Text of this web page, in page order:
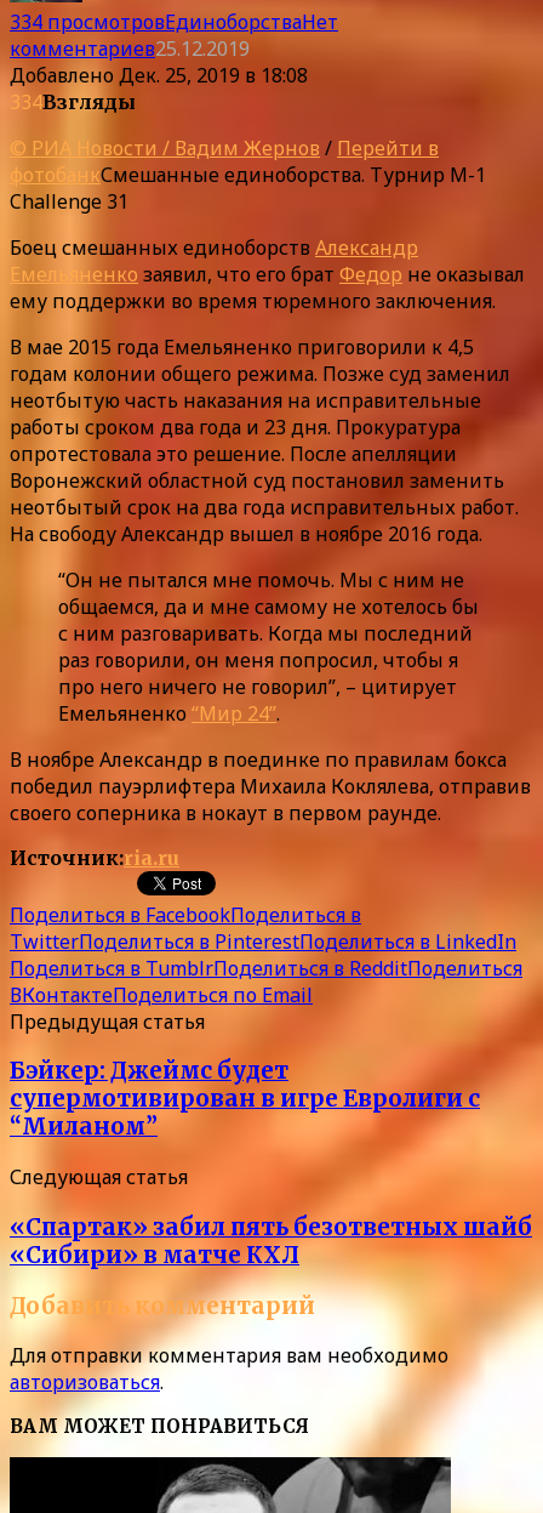
334 просмотровЕдиноборстваНет
комментариев25.12.2019
ДобавленоДек. 25, 2019 в 18:08
334Взгляды
© РИА Новости / Вадим Жернов / Перейти в
фотобанкСмешанные единоборства. Турнир M-1
Challenge 31
Боец смешанных единоборств Александр
Емельяненко заявил, что его брат Федор не оказывал
ему поддержки во время тюремного заключения.
В мае 2015 года Емельяненко приговорили к 4,5
годам колонии общего режима. Позже суд заменил
неотбытую часть наказания на исправительные
работы сроком два года и 23 дня. Прокуратура
опротестовала это решение. После апелляции
Воронежский областной суд постановил заменить
неотбытый срок на два года исправительных работ.
На свободу Александр вышел в ноябре 2016 года.
“Он не пытался мне помочь. Мы с ним не
общаемся, да и мне самому не хотелось бы
с ним разговаривать. Когда мы последний
раз говорили, он меня попросил, чтобы я
про него ничего не говорил”, – цитирует
Емельяненко“Мир 24”.
В ноябре Александр в поединке по правилам бокса
победил пауэрлифтера Михаила Коклялева, отправив
своего соперника в нокаут в первом раунде.
Источник:ria.ru
Поделиться в FacebookПоделиться в
TwitterПоделиться в PinterestПоделиться в LinkedIn
Поделиться в TumblrПоделиться в RedditПоделиться
ВКонтактеПоделиться по Email
Предыдущая статья
Бэйкер: Джеймс будет
супермотивирован в игре Евролиги с
“Миланом”
Следующая статья
«Спартак» забил пять безответных шайб
«Сибири» в матче КХЛ
Добавить комментарий
Для отправки комментария вам необходимо
авторизоваться.
ВАМ МОЖЕТ ПОНРАВИТЬСЯ